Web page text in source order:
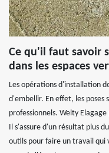
Ce qu'il faut savoir
dans les espaces
Les opérations d'installation
d'embellir. En effet, les poses
professionnels. Welty
Il s'assure d'un résultat plus
outils pour faire un travail qui